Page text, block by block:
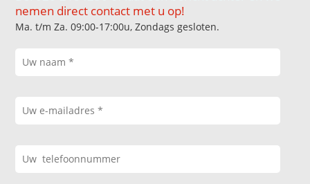
nemen direct contact met u op!
Ma. t/m Za. 09:00-17:00u, Zondags gesloten.